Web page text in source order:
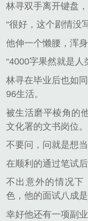
林寻双手离开键盘
“很好，这个剧情没
他伸一个懒腰，浑
“4000字果然就是人
林寻在毕业后也如
96生活。
被生活磨平棱角的
文化署的文书岗位。
不要问，问就是想
在顺利的通过笔试
不出意外的情况下
色，他的面试八成是
幸好他还有一项副